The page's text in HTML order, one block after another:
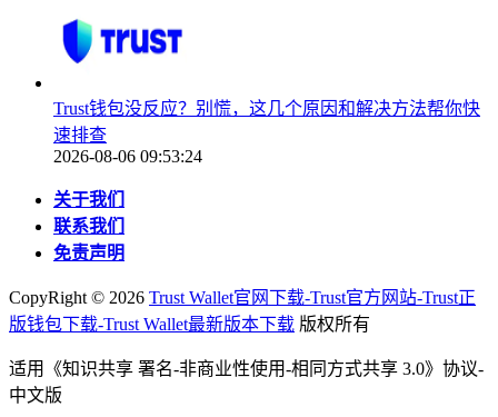
Trust钱包没反应？别慌，这几个原因和解决方法帮你快
速排查
2026-08-06 09:53:24
关于我们
联系我们
免责声明
CopyRight © 2026 Trust Wallet官网下载-Trust官方网站-Trust正
版钱包下载-Trust Wallet最新版本下载 版权所有
适用《知识共享 署名-非商业性使用-相同方式共享 3.0》协议-
中文版